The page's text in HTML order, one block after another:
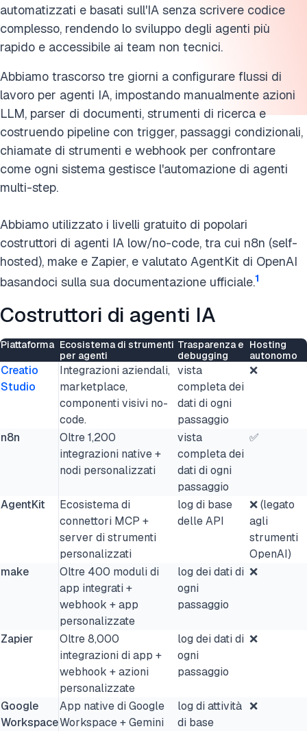
automatizzati e basati sull'IA senza scrivere codice
complesso, rendendo lo sviluppo degli agenti più
rapido e accessibile ai team non tecnici.
Abbiamo trascorso tre giorni a configurare flussi di
lavoro per agenti IA, impostando manualmente azioni
LLM, parser di documenti, strumenti di ricerca e
costruendo pipeline con trigger, passaggi condizionali,
chiamate di strumenti e webhook per confrontare
come ogni sistema gestisce l'automazione di agenti
multi-step.
Abbiamo utilizzato i livelli gratuito di popolari
costruttori di agenti IA low/no-code, tra cui n8n (self-
hosted), make e Zapier, e valutato AgentKit di OpenAI
basandoci sulla sua documentazione ufficiale.1
Costruttori di agenti IA
Piattaforma Ecosistema di strumenti
per agenti
Trasparenza e
debugging
Hosting
autonomo
Creatio
Studio
Integrazioni aziendali,
marketplace,
componenti visivi no-
code.
vista
completa dei
dati di ogni
passaggio
❌
n8n
Oltre 1,200
integrazioni native +
nodi personalizzati
vista
completa dei
dati di ogni
passaggio
✅
AgentKit
Ecosistema di
connettori MCP +
server di strumenti
personalizzati
log di base
delle API
❌ (legato
agli
strumenti
OpenAI)
make
Oltre 400 moduli di
app integrati +
webhook + app
personalizzate
log dei dati di
ogni
passaggio
❌
Zapier
Oltre 8,000
integrazioni di app +
webhook + azioni
personalizzate
log dei dati di
ogni
passaggio
❌
Google
Workspace
App native di Google
Workspace + Gemini
log di attività
di base
❌